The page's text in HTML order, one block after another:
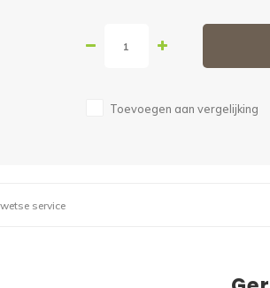
Toevoegen aan vergelijking
service